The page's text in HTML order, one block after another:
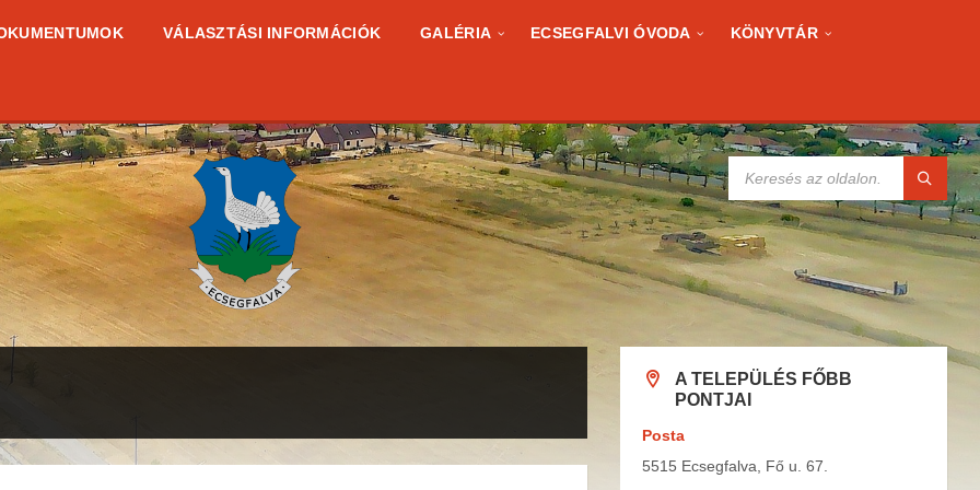
VÁLASZTÁSI INFORMÁCIÓK GALÉRIA ECSEGFALVI ÓVODA KÖNYVTÁR
KERESÉS:
A TELEPÜLÉS FŐBB
PONTJAI
Posta
5515 Ecsegfalva, Fő u. 67.